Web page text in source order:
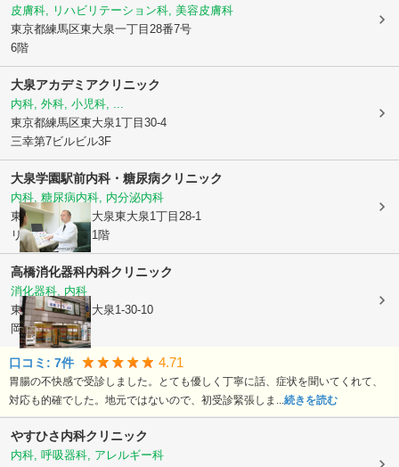
皮膚科, リハビリテーション科, 美容皮膚科
東京都練馬区東大泉一丁目28番7号
6階
大泉アカデミアクリニック
内科, 外科, 小児科, ...
東京都練馬区東大泉1丁目30-4
三幸第7ビルビル3F
大泉学園駅前内科・糖尿病クリニック
内科, 糖尿病内科, 内分泌内科
東京都練馬区
東大泉東大泉1丁目28-1
リズモ大泉学園1階
高橋消化器科内科クリニック
消化器科, 内科
東京都練馬区東大泉1-30-10
岡野ビル2F
口コミ: 7件 4.71
胃腸の不快感で受診しました。とても優しく丁寧に話、症状を聞いてくれて、
対応も的確でした。地元ではないので、初受診緊張しま...続きを読む
やすひさ内科クリニック
内科, 呼吸器科, アレルギー科